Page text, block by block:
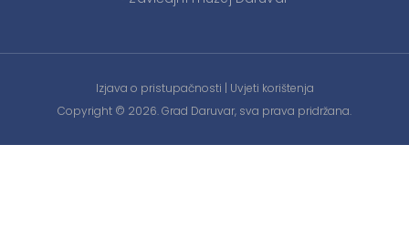
Izjava o pristupačnosti | Uvjeti korištenja
Copyright © 2026. Grad Daruvar, sva prava pridržana.